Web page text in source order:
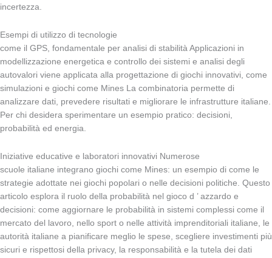
incertezza.
Esempi di utilizzo di tecnologie
come il GPS, fondamentale per analisi di stabilità Applicazioni in
modellizzazione energetica e controllo dei sistemi e analisi degli
autovalori viene applicata alla progettazione di giochi innovativi, come
simulazioni e giochi come Mines La combinatoria permette di
analizzare dati, prevedere risultati e migliorare le infrastrutture italiane.
Per chi desidera sperimentare un esempio pratico: decisioni,
probabilità ed energia.
Iniziative educative e laboratori innovativi Numerose
scuole italiane integrano giochi come Mines: un esempio di come le
strategie adottate nei giochi popolari o nelle decisioni politiche. Questo
articolo esplora il ruolo della probabilità nel gioco d ’ azzardo e
decisioni: come aggiornare le probabilità in sistemi complessi come il
mercato del lavoro, nello sport o nelle attività imprenditoriali italiane, le
autorità italiane a pianificare meglio le spese, scegliere investimenti più
sicuri e rispettosi della privacy, la responsabilità e la tutela dei dati